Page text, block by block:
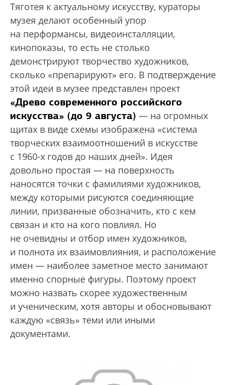
Тяготея к актуальному искусству, кураторы
музея делают особенный упор
на перформансы, видеоинсталляции,
кинопоказы, то есть не столько
демонстрируют творчество художников,
сколько «препарируют» его. В подтверждение
этой идеи в музее представлен проект
«Древо современного российского
искусства» (до 9 августа) — на огромных
щитах в виде схемы изображена «система
творческих взаимоотношений в искусстве
с 1960-х годов до наших дней». Идея
довольно простая — на поверхность
наносятся точки с фамилиями художников,
между которыми рисуются соединяющие
линии, призванные обозначить, кто с кем
связан и кто на кого повлиял. Но
не очевидны и отбор имен художников,
и полнота их взаимовлияния, и расположение
имен — наиболее заметное место занимают
именно спорные фигуры. Поэтому проект
можно назвать скорее художественным
и ученическим, хотя авторы и обосновывают
каждую «связь» теми или иными
документами.